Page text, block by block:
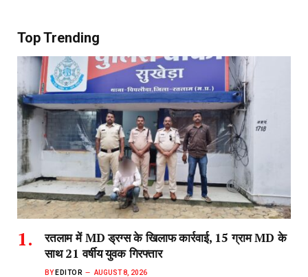
Top Trending
रतलाम में MD ड्रग्स के खिलाफ कार्रवाई, 15 ग्राम MD के
साथ 21 वर्षीय युवक गिरफ्तार
BY EDITOR AUGUST 8, 2026